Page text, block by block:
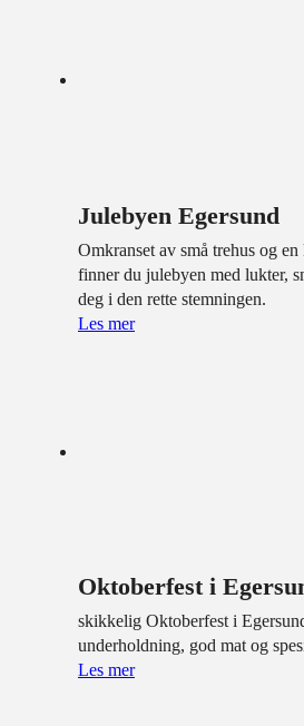
Julebyen Egersund
Omkranset av små trehus og
finner du julebyen med lukter,
deg i den rette stemningen.
Les mer
Oktoberfest i
skikkelig Oktoberfest i
underholdning, god mat og
Les mer